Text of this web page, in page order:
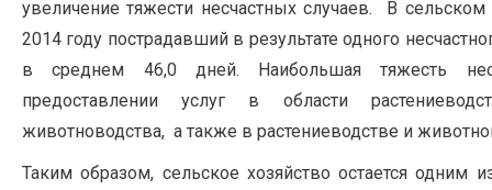
увеличение тяжести несчастных случаев. В
2014 году пострадавший в результате одного
в среднем 46,0 дней. Наибольшая тяжесть
предоставлении услуг в области
животноводства, а также в растениеводстве и
Таким образом, сельское хозяйство остается